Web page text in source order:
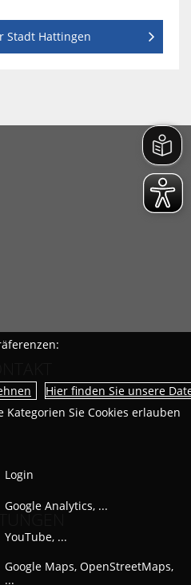
Stadt Hattingen
Hier finden Sie unsere
Sie Cookies erlauben
Login
Google Analytics, ...
YouTube, ...
Google Maps, OpenStreetMaps,
...